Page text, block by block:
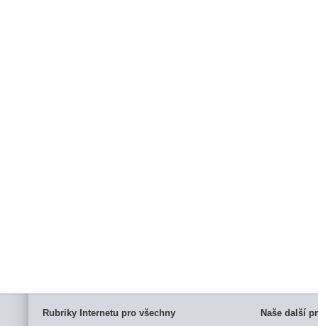
Rubriky Internetu pro všechny Naše další